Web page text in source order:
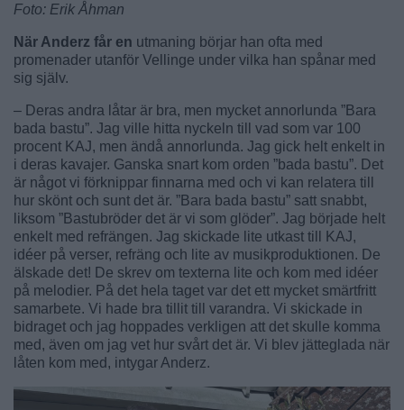
Foto: Erik Åhman
När Anderz får en utmaning börjar han ofta med
promenader utanför Vellinge under vilka han spånar med
sig själv.
– Deras andra låtar är bra, men mycket annorlunda ”Bara
bada bastu”. Jag ville hitta nyckeln till vad som var 100
procent KAJ, men ändå annorlunda. Jag gick helt enkelt in
i deras kavajer. Ganska snart kom orden ”bada bastu”. Det
är något vi förknippar finnarna med och vi kan relatera till
hur skönt och sunt det är. ”Bara bada bastu” satt snabbt,
liksom ”Bastubröder det är vi som glöder”. Jag började helt
enkelt med refrängen. Jag skickade lite utkast till KAJ,
idéer på verser, refräng och lite av musikproduktionen. De
älskade det! De skrev om texterna lite och kom med idéer
på melodier. På det hela taget var det ett mycket smärtfritt
samarbete. Vi hade bra tillit till varandra. Vi skickade in
bidraget och jag hoppades verkligen att det skulle komma
med, även om jag vet hur svårt det är. Vi blev jätteglada när
låten kom med, intygar Anderz.